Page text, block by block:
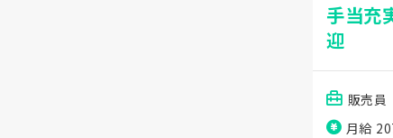
手当充
迎
販売員
月給